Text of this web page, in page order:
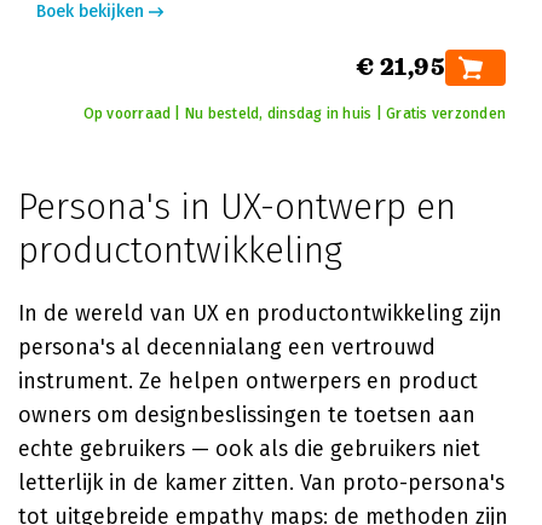
Boek bekijken
€ 21,95
Op voorraad | Nu besteld, dinsdag in huis | Gratis verzonden
Persona's in UX-ontwerp en
productontwikkeling
In de wereld van UX en productontwikkeling zijn
persona's al decennialang een vertrouwd
instrument. Ze helpen ontwerpers en product
owners om designbeslissingen te toetsen aan
echte gebruikers — ook als die gebruikers niet
letterlijk in de kamer zitten. Van proto-persona's
tot uitgebreide empathy maps: de methoden zijn